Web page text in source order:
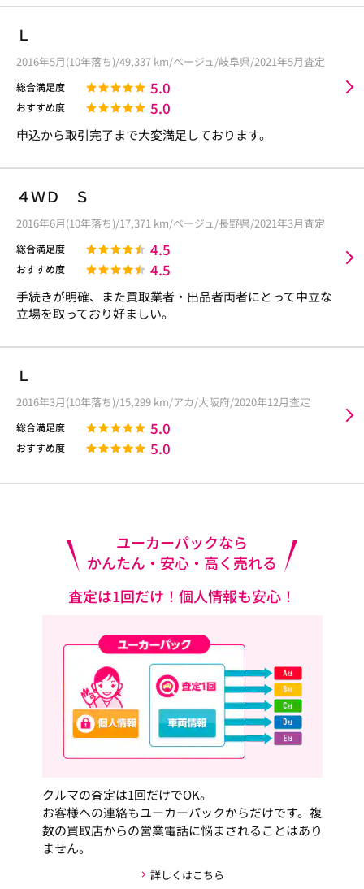
Ｌ
2016年5月(10年落ち)/49,337 km/ベージュ/岐阜県/2021年5月査定
総合満足度 5.0
おすすめ度 5.0
申込から取引完了まで大変満足しております。
４ＷＤ Ｓ
2016年6月(10年落ち)/17,371 km/ベージュ/長野県/2021年3月査定
総合満足度 4.5
おすすめ度 4.5
手続きが明確、また買取業者・出品者両者にとって中立な
立場を取っており好ましい。
Ｌ
2016年3月(10年落ち)/15,299 km/アカ/大阪府/2020年12月査定
総合満足度 5.0
おすすめ度 5.0
ユーカーパックなら
かんたん・安心・高く売れる
査定は1回だけ！個人情報も安心！
クルマの査定は1回だけでOK。
お客様への連絡もユーカーパックからだけです。複
数の買取店からの営業電話に悩まされることはあり
ません。
詳しくはこちら